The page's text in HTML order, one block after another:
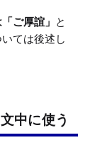
ご厚誼」 と
ては後述し
中に使う